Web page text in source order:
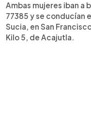
Ambas mujeres iban a
77385 y se conducían
Sucia, en San
Kilo 5, de Acajutla.